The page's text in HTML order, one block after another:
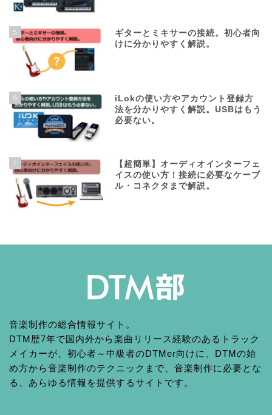
5
ギターとミキサーの接続。初心者向
けに分かりやすく解説。
6
iLokの使い方やアカウント登録方
法を分かりやすく解説。USBはもう
必要ない。
7
【超簡単】オーディオインターフェ
イスの使い方！接続に必要なケーブ
ル・コネクタまで解説。
音楽制作の総合情報サイト。
DTM歴7年で国内外から楽曲リリース経験のあるトラック
メイカーが、初心者～中級者のDTMer向けに、DTMの始
め方から音楽制作のテクニックまで、音楽制作に必要とな
る、あらゆる情報を提供するサイトです。